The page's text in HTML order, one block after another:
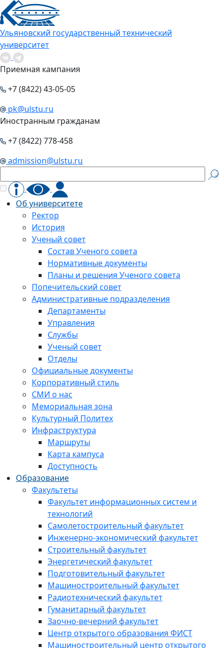
Ульяновский государственный технический
университет
Приемная кампания
+7 (8422) 43-05-05
pk@ulstu.ru
Иностранным гражданам
+7 (8422) 778-458
admission@ulstu.ru
Об университете
Ректор
История
Ученый совет
Состав Ученого совета
Нормативные документы
Планы и решения Ученого совета
Попечительский совет
Административные подразделения
Департаменты
Управления
Службы
Ученый совет
Отделы
Официальные документы
Корпоративный стиль
СМИ о нас
Мемориальная зона
Культурный Политех
Инфраструктура
Маршруты
Карта кампуса
Доступность
Образование
Факультеты
Факультет информационных систем и
технологий
Самолетостроительный факультет
Инженерно-экономический факультет
Строительный факультет
Энергетический факультет
Подготовительный факультет
Машиностроительный факультет
Радиотехнический факультет
Гуманитарный факультет
Заочно-вечерний факультет
Центр открытого образования ФИСТ
Машиностроительный центр открытого